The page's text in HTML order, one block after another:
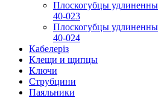
Плоскогубцы
40-023
Плоскогубцы
40-024
Кабелеріз
Клещи и щипцы
Ключи
Струбцини
Паяльники